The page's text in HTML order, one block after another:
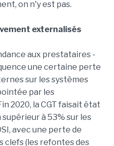
on n'y est pas.
externalisés
aux prestataires -
une certaine perte
sur les systèmes
par les
2020, la CGT faisait état
à 53% sur les
avec une perte de
clefs (les refontes des